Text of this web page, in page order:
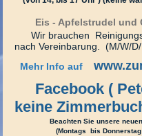
Eis - Apfelstrudel und
Wir brauchen
nach Vereinbarung. (M/W/D/
Mehr Info auf
Facebook (
keine
Beachten Sie unsere
(Montags bis